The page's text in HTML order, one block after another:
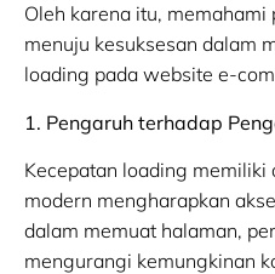
Oleh karena itu,
menuju kesuksesan dalam
loading pada website e-
1. Pengaruh terhadap
Kecepatan loading
modern mengharapkan
dalam memuat halaman,
mengurangi kemungkinan